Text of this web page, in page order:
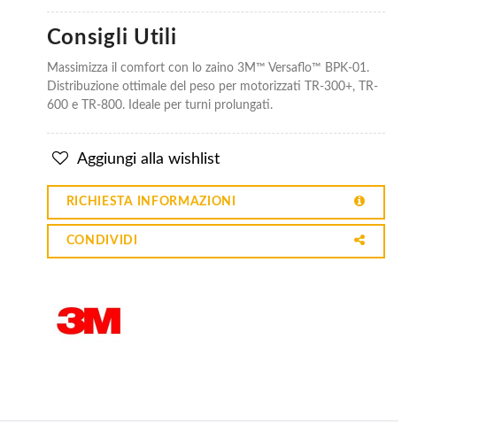
Consigli Utili
Massimizza il comfort con lo zaino 3M™ Versaflo™ BPK-01.
Distribuzione ottimale del peso per motorizzati TR-300+, TR-
600 e TR-800. Ideale per turni prolungati.
Aggiungi alla wishlist
RICHIESTA INFORMAZIONI
CONDIVIDI